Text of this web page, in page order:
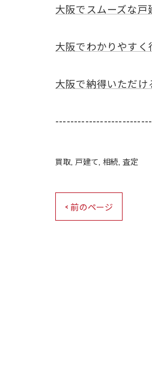
大阪でスムーズな戸
大阪でわかりやすく
大阪で納得いただけ
買取 戸建て 相続 査定
< 前のページ